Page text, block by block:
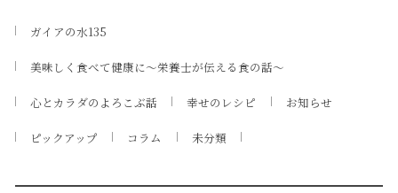
ガイアの水135
美味しく食べて健康に～栄養士が伝える食の話～
心とカラダのよろこぶ話 幸せのレシピ お知らせ
ピックアップ コラム 未分類